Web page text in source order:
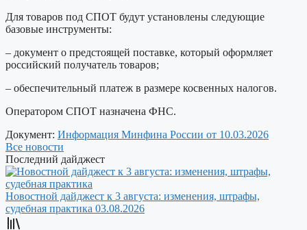
Для товаров под СПОТ будут установлены следующие
базовые инструменты:
– документ о предстоящей поставке, который оформляет
российский получатель товаров;
– обеспечительный платеж в размере косвенных налогов.
Оператором СПОТ назначена ФНС.
Документ: Информация Минфина России от 10.03.2026
Все новости
Последний дайджест
Новостной дайджест к 3 августа: изменения, штрафы,
судебная практика 03.08.2026